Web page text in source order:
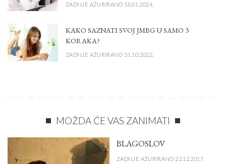
ZADNJE AŽURIRANO 18.01.2024.
KAKO SAZNATI SVOJ JMBG U SAMO 3
KORAKA?
ZADNJE AŽURIRANO 31.10.2022.
MOŽDA ĆE VAS ZANIMATI
BLAGOSLOV
ZADNJE AŽURIRANO 22.12.2017.